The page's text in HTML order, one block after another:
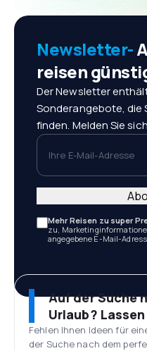
Newsletter-
reisen
Der Newsletter
Sonderangebote, die
finden. Melden Sie
Ihre E-Mail-Adresse
Mehr Reisen zu super
zu,
angegebene E-Mail-
Auf der Suche
Urlaub?
Fehlen Ihnen Ideen für
der Suche nach dem